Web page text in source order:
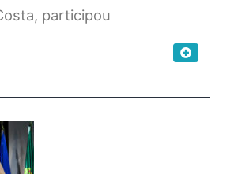
participou